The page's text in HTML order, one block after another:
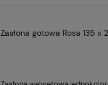
Zasłona gotowa Rosa 135 x